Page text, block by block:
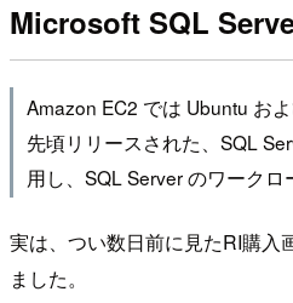
Microsoft SQL
Amazon EC2 では Ubuntu お
先頃リリースされた、SQL
用し、SQL Server のワーク
実は、つい数日前に見たRI購入
ました。